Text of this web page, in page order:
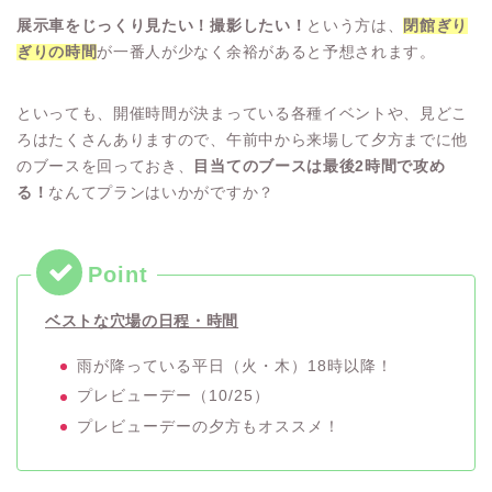
展示車をじっくり見たい！撮影したい！ という方は、
閉館ぎり
ぎりの時間 が一番人が少なく余裕があると予想されます。
といっても、開催時間が決まっている各種イベントや、見どこ
ろはたくさんありますので、午前中から来場して夕方までに他
のブースを回っておき、
目当てのブースは最後2時間で攻め
る！ なんてプランはいかがですか？
ベストな穴場の日程・時間
雨が降っている平日（火・木）18時以降！
プレビューデー（10/25）
プレビューデーの夕方もオススメ！